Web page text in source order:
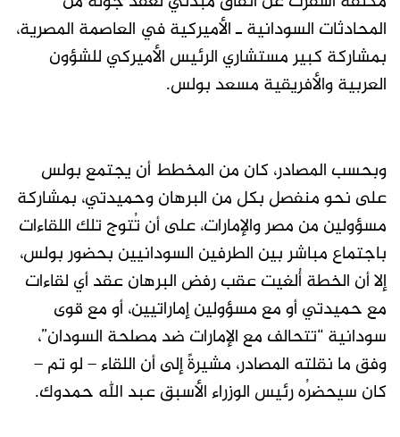
المحادثات السودانية ـ الأميركية في العاصمة المصرية،
بمشاركة كبير مستشاري الرئيس الأميركي للشؤون
العربية والأفريقية مسعد بولس.
وبحسب المصادر، كان من المخطط أن يجتمع بولس
على نحو منفصل بكل من البرهان وحميدتي، بمشاركة
مسؤولين من مصر والإمارات، على أن تُتوج تلك اللقاءات
باجتماع مباشر بين الطرفين السودانيين بحضور بولس،
إلا أن الخطة أُلغيت عقب رفض البرهان عقد أي لقاءات
مع حميدتي أو مع مسؤولين إماراتيين، أو مع قوى
سودانية “تتحالف مع الإمارات ضد مصلحة السودان”،
وفق ما نقلته المصادر، مشيرةً إلى أن اللقاء – لو تم –
كان سيحضرُه رئيس الوزراء الأسبق عبد الله حمدوك.